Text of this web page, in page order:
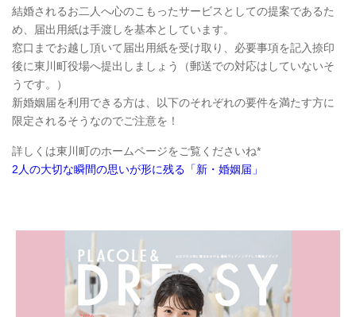
結婚されるお二人へ心のこもったサービスとしての提案であるた
め、届出用紙は手渡しを基本としています。
窓口までお越し頂いて届出用紙を受け取り、必要事項を記入捺印
後に東川町役場へ提出しましょう（郵送での対応はしていないそ
うです。）
新婚姻届を利用できる方は、以下のそれぞれの要件を満たす方に
限定されるそうなのでご注意を！
詳しくは東川町のホームページをご覧くださいね*
2人の大切な瞬間の思いが形に残る「新・婚姻届」